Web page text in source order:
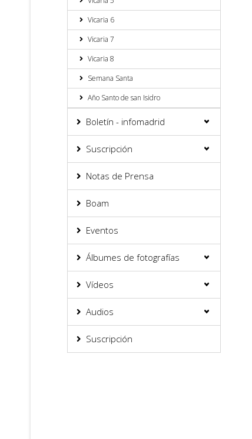
Vicaria 6
Vicaria 7
Vicaria 8
Semana Santa
Año Santo de san Isidro
Boletín - infomadrid
Suscripción
Notas de Prensa
Boam
Eventos
Álbumes de fotografías
Vídeos
Audios
Suscripción